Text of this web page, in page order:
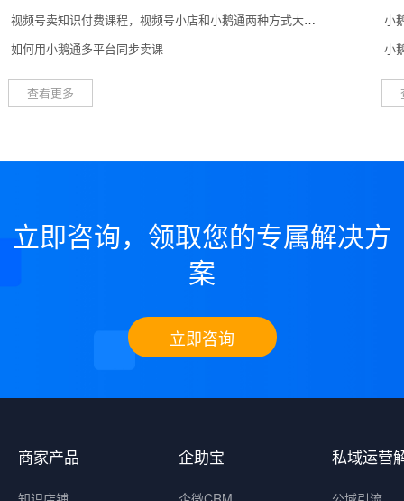
视频号卖知识付费课程，视频号小店和小鹅通两种方式大揭秘
如何用小鹅通多平台同步卖课
查看更多
小
小
立即咨询，领取您的专属解决方
案
立即咨询
商家产品 企助宝 私域运营